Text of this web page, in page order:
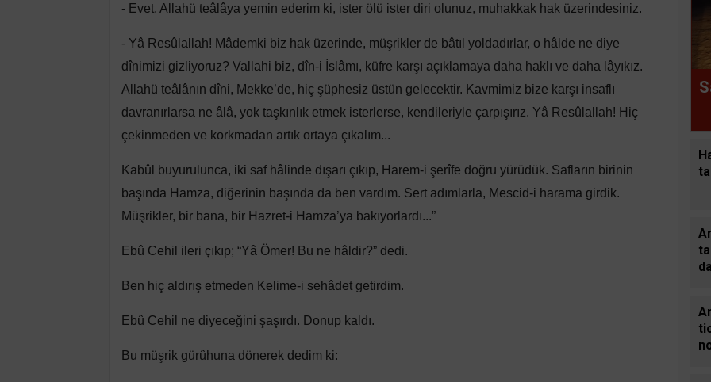
- Evet. Allahü teâlâya yemin ederim ki, ister ölü ister diri olunuz, muhakkak hak üzerindesiniz.
- Yâ Resûlallah! Mâdemki biz hak üzerinde, müşrikler de bâtıl yoldadırlar, o hâlde ne diye
dînimizi gizliyoruz? Vallahi biz, dîn-i İslâmı, küfre karşı açıklamaya daha haklı ve daha lâyıkız.
Allahü teâlânın dîni, Mekke’de, hiç şüphesiz üstün gelecektir. Kavmimiz bize karşı insaflı
davranırlarsa ne âlâ, yok taşkınlık etmek isterlerse, kendileriyle çarpışırız. Yâ Resûlallah! Hiç
çekinmeden ve korkmadan artık ortaya çıkalım...
Kabûl buyurulunca, iki saf hâlinde dışarı çıkıp, Harem-i şerîfe doğru yürüdük. Safların birinin
başında Hamza, diğerinin başında da ben vardım. Sert adımlarla, Mescid-i harama girdik.
Müşrikler, bir bana, bir Hazret-i Hamza’ya bakıyorlardı...”
Ebû Cehil ileri çıkıp; “Yâ Ömer! Bu ne hâldir?” dedi.
Ben hiç aldırış etmeden Kelime-i sehâdet getirdim.
Ebû Cehil ne diyeceğini şaşırdı. Donup kaldı.
Bu müşrik gürûhuna dönerek dedim ki: